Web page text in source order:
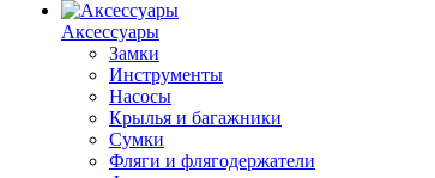
Аксессуары
Замки
Инструменты
Насосы
Крылья и багажники
Сумки
Фляги и флягодержатели